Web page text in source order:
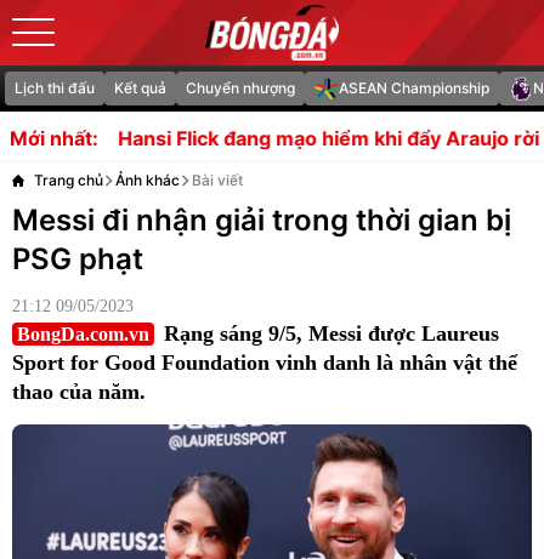
Lịch thi đấu Kết quả Chuyển nhượng ASEAN Championship
Mới nhất:
đang mạo hiểm khi đẩy Araujo rời Barcelona?
Trang chủ Ảnh khác Bài viết
Messi đi nhận giải trong thời gian bị
PSG phạt
21:12 09/05/2023
BongDa.com.vn
Rạng sáng 9/5, Messi được Laureus
Sport for Good Foundation vinh danh là nhân vật thể
thao của năm.